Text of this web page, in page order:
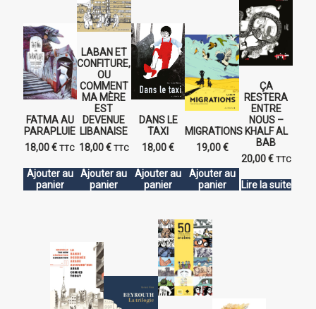
FATMA AU
PARAPLUIE
18,00€ TTC
Ajouter au
panier
LABAN ET
CONFITURE,
OU
COMMENT
MA MÈRE
EST
DEVENUE
LIBANAISE
18,00€ TTC
Ajouter au
panier
DANS LE
TAXI
18,00€
Ajouter au
panier
MIGRATIONS
19,00€
Ajouter au
panier
ÇA
RESTERA
ENTRE
NOUS –
KHALF AL
BAB
20,00€ TTC
Lire la suite